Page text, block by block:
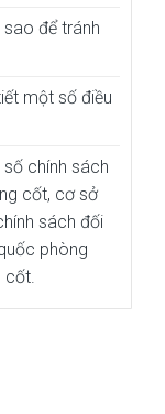
để tránh
một số điều
chính sách
cốt, cơ sở
sách đối
phòng